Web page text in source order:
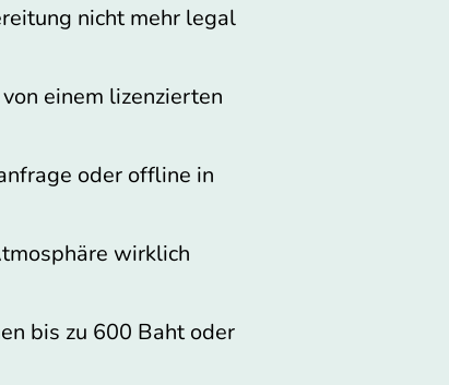
nicht mehr legal
einem lizenzierten
oder offline in
wirklich
bis zu 600 Baht oder